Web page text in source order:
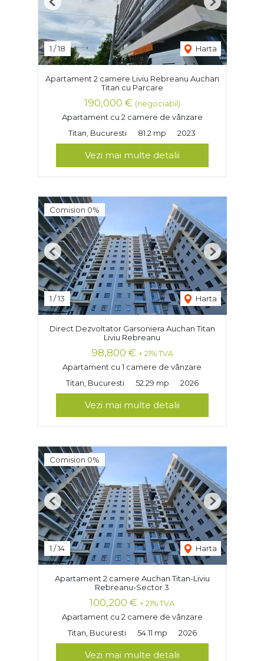
1 /18 Harta
Previous Next
Apartament 2 camere Liviu Rebreanu Auchan
Titan cu Parcare
190,000 € (negociabil)
Apartament cu 2 camere de vânzare
Titan, Bucuresti
81.2 mp 2023
Vezi mai multe detalii
Comision 0%
1 /13 Harta
Previous Next
Direct Dezvoltator Garsoniera Auchan Titan
Liviu Rebreanu
98,800 € + 21% TVA
Apartament cu 1 camere de vânzare
Titan, Bucuresti
52.29 mp 2026
Vezi mai multe detalii
Comision 0%
1 /14 Harta
Previous Next
Apartament 2 camere Auchan Titan-Liviu
Rebreanu-Sector 3
100,200 € + 21% TVA
Apartament cu 2 camere de vânzare
Titan, Bucuresti
54.11 mp 2026
Vezi mai multe detalii